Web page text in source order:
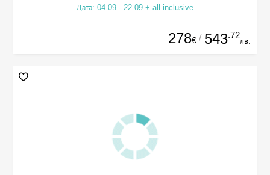
Дата: 04.09 - 22.09 + all inclusive
278€ / 543.72
лв.